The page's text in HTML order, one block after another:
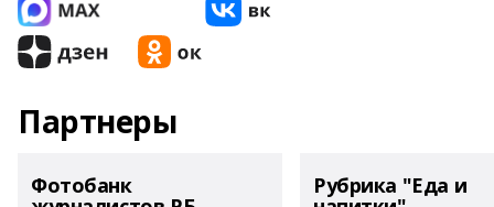
Партнеры
Фотобанк Рубрика "Еда и